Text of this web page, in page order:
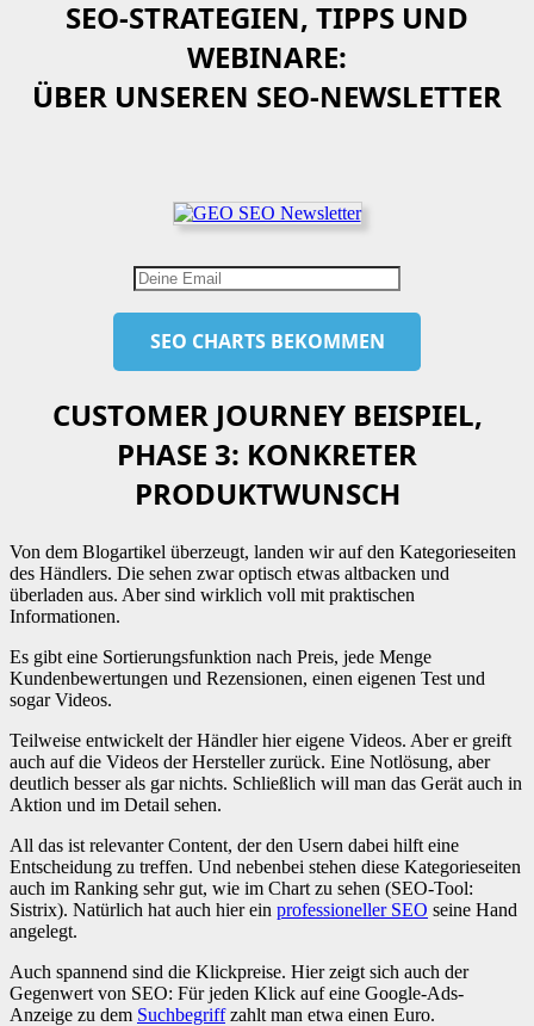
SEO-STRATEGIEN, TIPPS UND
WEBINARE:
ÜBER UNSEREN SEO-NEWSLETTER
CUSTOMER JOURNEY BEISPIEL,
PHASE 3: KONKRETER
PRODUKTWUNSCH
Von dem Blogartikel überzeugt, landen wir auf den Kategorieseiten
des Händlers. Die sehen zwar optisch etwas altbacken und
überladen aus. Aber sind wirklich voll mit praktischen
Informationen.
Es gibt eine Sortierungsfunktion nach Preis, jede Menge
Kundenbewertungen und Rezensionen, einen eigenen Test und
sogar Videos.
Teilweise entwickelt der Händler hier eigene Videos. Aber er greift
auch auf die Videos der Hersteller zurück. Eine Notlösung, aber
deutlich besser als gar nichts. Schließlich will man das Gerät auch in
Aktion und im Detail sehen.
All das ist relevanter Content, der den Usern dabei hilft eine
Entscheidung zu treffen. Und nebenbei stehen diese Kategorieseiten
auch im Ranking sehr gut, wie im Chart zu sehen (SEO-Tool:
Sistrix). Natürlich hat auch hier ein professioneller SEO seine Hand
angelegt.
Auch spannend sind die Klickpreise. Hier zeigt sich auch der
Gegenwert von SEO: Für jeden Klick auf eine Google-Ads-
Anzeige zu dem Suchbegriffzahlt man etwa einen Euro.